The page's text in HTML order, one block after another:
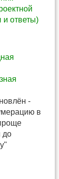
и ответы)
-
в
до